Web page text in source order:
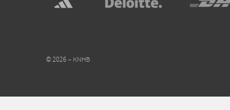
© 2026 – KNHB